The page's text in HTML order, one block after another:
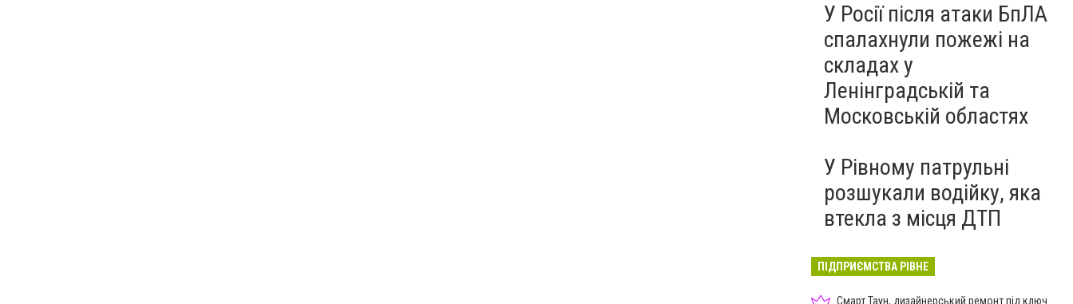
У Росії після атаки БпЛА
спалахнули пожежі на
складах у
Ленінградській та
Московській областях
У Рівному патрульні
розшукали водійку, яка
втекла з місця ДТП
ПІДПРИЄМСТВА РІВНЕ
Смарт Таун, дизайнерський ремонт під ключ